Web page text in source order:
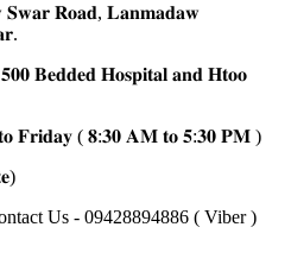
𝐒𝐰𝐚𝐫 𝐑𝐨𝐚𝐝, 𝐋𝐚𝐧𝐦𝐚𝐝𝐚𝐰
𝐁𝐞𝐝𝐝𝐞𝐝 𝐇𝐨𝐬𝐩𝐢𝐭𝐚𝐥 𝐚𝐧𝐝 𝐇𝐭𝐨𝐨
𝐅𝐫𝐢𝐝𝐚𝐲 ( 𝟖:𝟑𝟎 𝐀𝐌 𝐭𝐨 𝟓:𝟑𝟎 𝐏𝐌 )
Us - 09428894886 ( Viber )